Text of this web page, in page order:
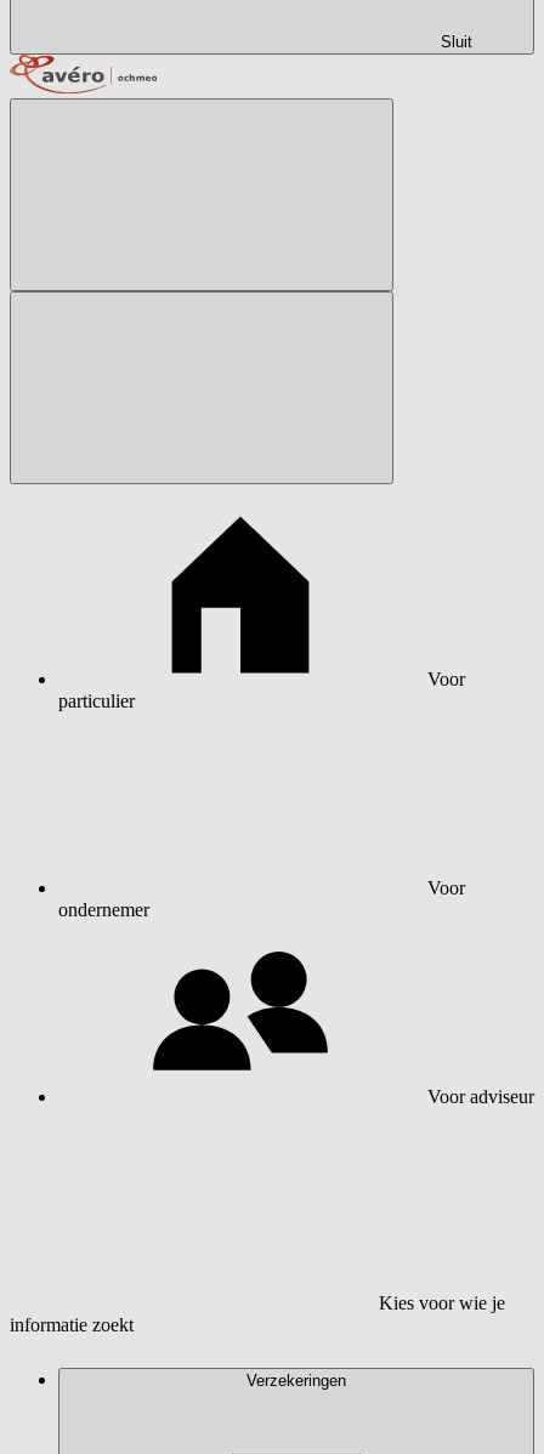
Sluit
Voor
particulier
Voor
ondernemer
Voor adviseur
Kies voor wie je
informatie zoekt
Verzekeringen